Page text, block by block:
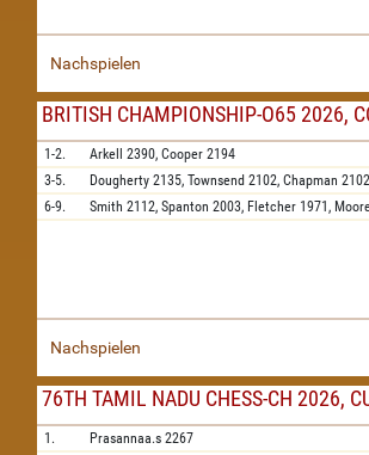
Nachspielen
BRITISH CHAMPIONSHIP-O65 2026,
1-2. Arkell 2390, Cooper 2194
3-5.
Dougherty 2135, Townsend 2102, Chapman
6-9.
Smith 2112, Spanton 2003, Fletcher 1971,
Nachspielen
76TH TAMIL NADU CHESS-CH 2026,
1. Prasannaa.s 2267